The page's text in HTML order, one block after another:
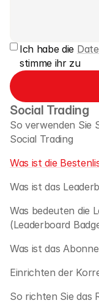
Social Trading
So verwenden Sie
Social Trading
Was ist die
Was ist das
Was bedeuten die
(Leaderboard
Was ist das
Einrichten der
So richten Sie das
Ich habe die
stimme ihr zu